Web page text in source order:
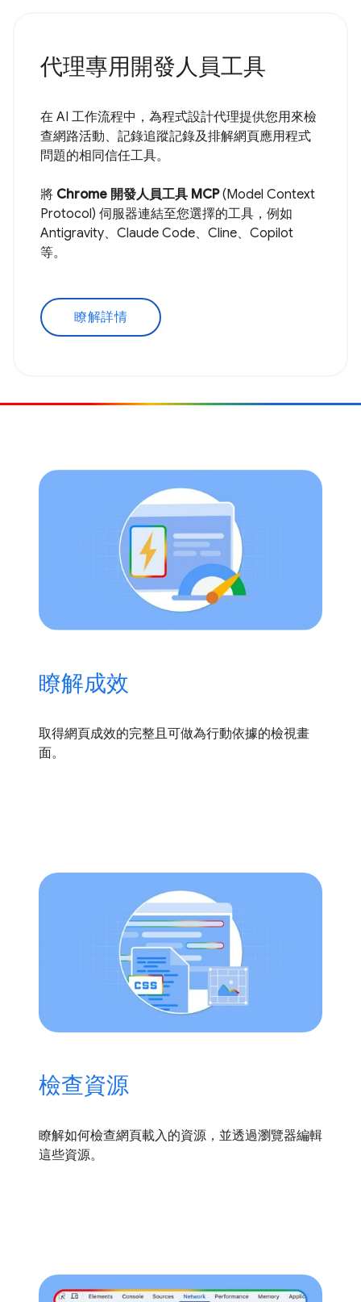
代理專用開發人員工具
在 AI 工作流程中，為程式設計代理提供您用來檢
查網路活動、記錄追蹤記錄及排解網頁應用程式
問題的相同信任工具。
將 Chrome 開發人員工具 MCP(Model Context
Protocol) 伺服器連結至您選擇的工具，例如
Antigravity、Claude Code、Cline、Copilot
等。
瞭解詳情
瞭解成效
取得網頁成效的完整且可做為行動依據的檢視畫
面。
檢查資源
瞭解如何檢查網頁載入的資源，並透過瀏覽器編輯
這些資源。